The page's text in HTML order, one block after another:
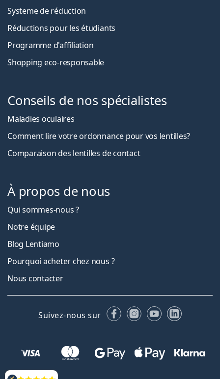
Systeme de réduction
Réductions pour les étudiants
Programme d'affiliation
Shopping eco-responsable
Conseils de nos spécialistes
Maladies oculaires
Comment lire votre ordonnance pour vos lentilles?
Comparaison des lentilles de contact
À propos de nous
Qui sommes-nous ?
Notre équipe
Blog Lentiamo
Pourquoi acheter chez nous ?
Nous contacter
Suivez-nous sur FacebookInstagram
YouTubeLinkedIn